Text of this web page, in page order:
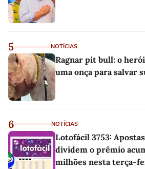
5 NOTÍCIAS
Ragnar pit bull: o
uma onça para salvar
6 NOTÍCIAS
Lotofácil 3753:
dividem o prêmio
milhões nesta terça-